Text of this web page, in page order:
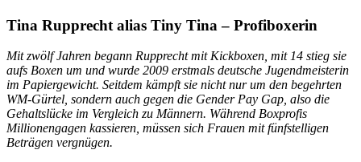
Tina Rupprecht alias Tiny Tina – Profiboxerin
Mit zwölf Jahren begann Rupprecht mit Kickboxen, mit 14 stieg sie
aufs Boxen um und wurde 2009 erstmals deutsche Jugendmeisterin
im Papiergewicht. Seitdem kämpft sie nicht nur um den begehrten
WM-Gürtel, sondern auch gegen die Gender Pay Gap, also die
Gehaltslücke im Vergleich zu Männern. Während Boxprofis
Millionengagen kassieren, müssen sich Frauen mit fünfstelligen
Beträgen vergnügen.